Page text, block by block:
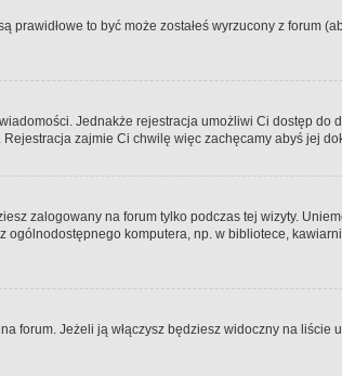
to być może zostałeś wyrzucony z forum
Jednakże rejestracja umożliwi Ci dostęp
zajmie Ci chwilę więc zachęcamy abyś jej
zalogowany na forum tylko podczas tej wizyty.
komputera, np. w bibliotece,
forum. Jeżeli ją włączysz będziesz widoczny na